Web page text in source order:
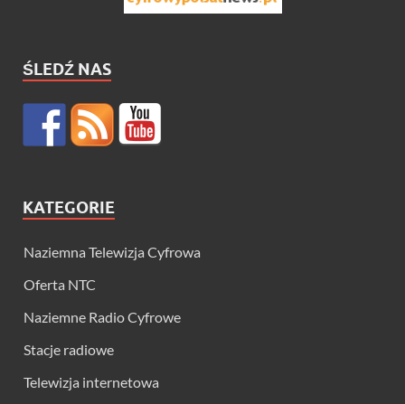
ŚLEDŹ NAS
KATEGORIE
Naziemna Telewizja Cyfrowa
Oferta NTC
Naziemne Radio Cyfrowe
Stacje radiowe
Telewizja internetowa